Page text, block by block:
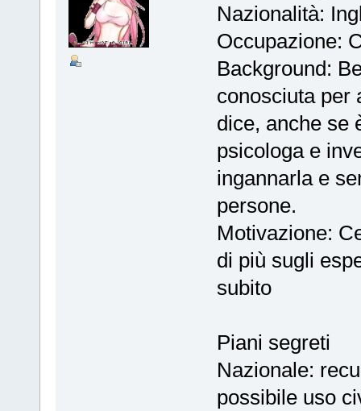
Nazionalità:
Occupazione:
Background:
conosciuta per
dice, anche se
psicologa e
ingannarla e
persone.
Motivazione:
di più sugli
subito
Piani segreti
Nazionale:
possibile uso